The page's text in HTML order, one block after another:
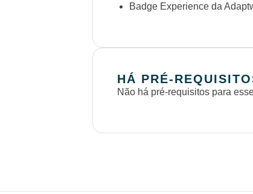
Badge Experience da
HÁ PRÉ-
Não há pré-requisitos para